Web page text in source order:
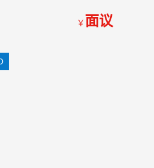
￥ 面议